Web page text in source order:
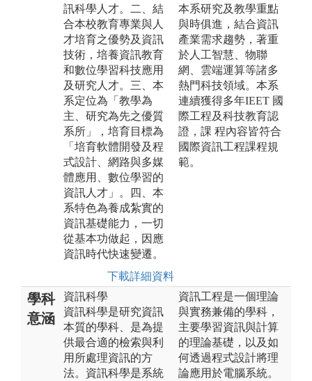
訊科學人才。二、結
合本校教育專業與人
才培育之優勢及資訊
技術，培養資訊教育
和數位學習科技應用
及研究人才。三、本
系定位為「教學為
主、研究為先之優質
系所」，培育目標為
「培育軟體開發及程
式設計、網路與多媒
體應用、數位學習的
資訊人才」。四、本
系特色為養成紮實的
資訊基礎能力，一切
從基本功做起，因應
資訊時代快速變遷。
下載詳細資料
本系研究及教學重點
與時俱進，結合資訊
產業需求趨勢，著重
於人工智慧、物聯
網、雲端運算等諸多
熱門科技領域。本系
連續獲得多年IEET 國
際工程及科技教育認
證，課 程內容皆符合
國際資訊工程課程規
範。
學科
意涵
資訊科學
資訊科學是研究資訊
本質的學科、是為提
供最合適的檢索與利
用所處理資訊的方
法。資訊科學是系統
資訊工程是一個理論
與實務兼備的學科，
主要學習資訊與計算
的理論基礎，以及如
何透過程式設計將理
論應用於電腦系統。